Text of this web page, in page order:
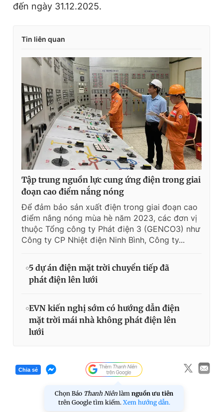
đến ngày 31.12.2025.
Tin liên quan
Tập trung nguồn lực cung ứng điện trong giai
đoạn cao điểm nắng nóng
Để đảm bảo sản xuất điện trong giai đoạn cao
điểm nắng nóng mùa hè năm 2023, các đơn vị
thuộc Tổng công ty Phát điện 3 (GENCO3) như
Công ty CP Nhiệt điện Ninh Bình, Công ty...
5 dự án điện mặt trời chuyển tiếp đã
phát điện lên lưới
EVN kiến nghị sớm có hướng dẫn điện
mặt trời mái nhà không phát điện lên
lưới
Chia sẻ
Chọn Báo Thanh Niên làm nguồn ưu tiên
trên Google tìm kiếm. Xem hướng dẫn.